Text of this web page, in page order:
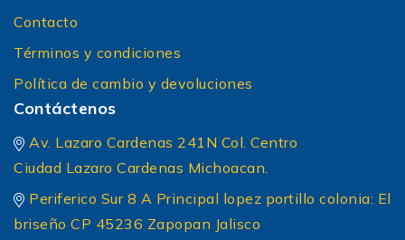
Contacto
Términos y condiciones
Política de cambio y devoluciones
Contáctenos
Av. Lazaro Cardenas 241N Col. Centro
Ciudad Lazaro Cardenas Michoacan.
Periferico Sur 8 A Principal lopez portillo colonia: El
briseño CP 45236 Zapopan Jalisco